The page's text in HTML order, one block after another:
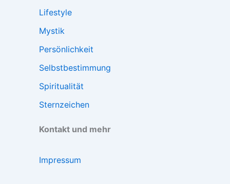
Lifestyle
Mystik
Persönlichkeit
Selbstbestimmung
Spiritualität
Sternzeichen
Kontakt und mehr
Impressum